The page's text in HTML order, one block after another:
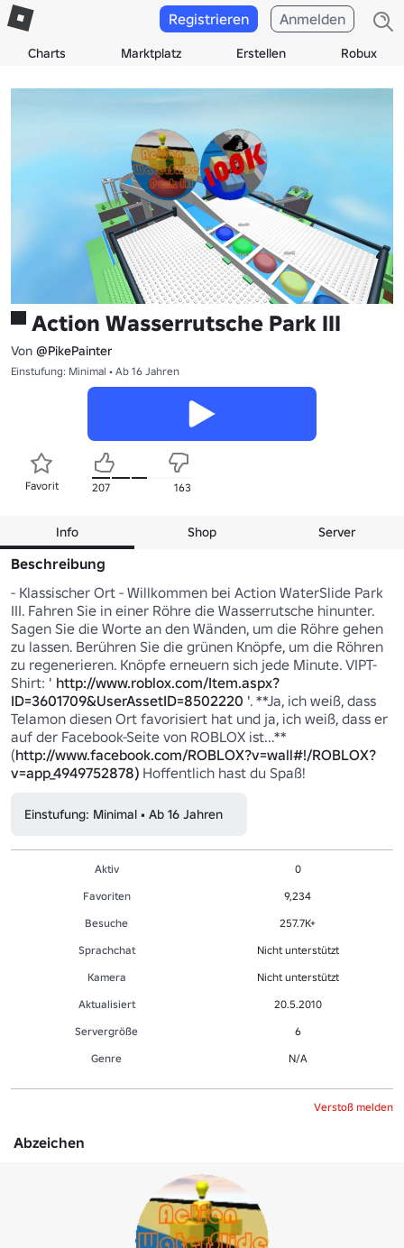
Charts Marktplatz Erstellen Robux
Registrieren Anmelden
▀ Action Wasserrutsche Park III
Von @PikePainter
Einstufung: Minimal • Ab 16 Jahren
Favorit 207 163
Info Shop Server
Beschreibung
- Klassischer Ort - Willkommen bei Action WaterSlide Park
III. Fahren Sie in einer Röhre die Wasserrutsche hinunter.
Sagen Sie die Worte an den Wänden, um die Röhre gehen
zu lassen. Berühren Sie die grünen Knöpfe, um die Röhren
zu regenerieren. Knöpfe erneuern sich jede Minute. VIPT-
Shirt: ' http://www.roblox.com/Item.aspx?
ID=3601709&UserAssetID=8502220 '. **Ja, ich weiß, dass
Telamon diesen Ort favorisiert hat und ja, ich weiß, dass er
auf der Facebook-Seite von ROBLOX ist...**
(http://www.facebook.com/ROBLOX?v=wall#!/ROBLOX?
v=app_4949752878) Hoffentlich hast du Spaß!
Einstufung: Minimal • Ab 16 Jahren
Aktiv
0
Favoriten
9,234
Besuche
257.7K+
Sprachchat
Nicht unterstützt
Kamera
Nicht unterstützt
Aktualisiert
20.5.2010
Servergröße
6
Genre
N/A
Verstoß melden
Abzeichen